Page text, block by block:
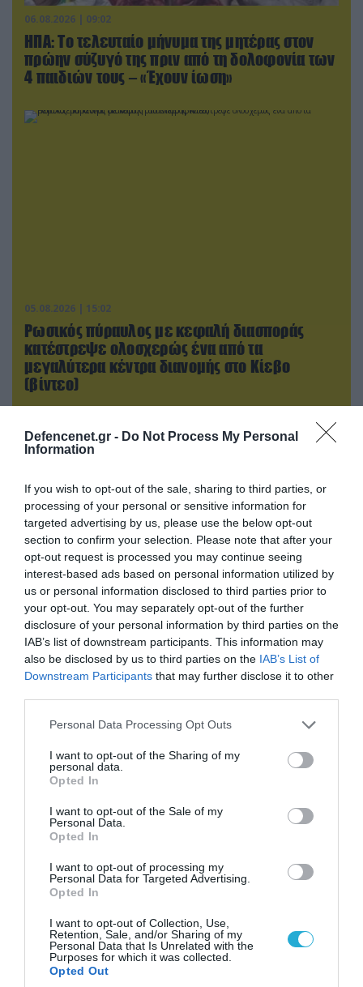
Defencenet.gr - Do Not Process My Personal
Information
If you wish to opt-out of the sale, sharing to third parties, or
processing of your personal or sensitive information for
targeted advertising by us, please use the below opt-out
section to confirm your selection. Please note that after your
opt-out request is processed you may continue seeing
interest-based ads based on personal information utilized by
us or personal information disclosed to third parties prior to
your opt-out. You may separately opt-out of the further
disclosure of your personal information by third parties on the
IAB’s list of downstream participants. This information may
also be disclosed by us to third parties on the IAB’s List of
Downstream Participants that may further disclose it to other
Please note that this website/app uses one or more Google
not limited to your visit or usage behaviour. You may click to
grant or deny consent to Google and its third-party tags to
use your data for below specified purposes in below Google
consent section.
Personal Data Processing Opt Outs
I want to opt-out of the Sharing of my
personal data.
Opted In
I want to opt-out of the Sale of my
Personal Data.
Opted In
I want to opt-out of processing my
Personal Data for Targeted Advertising.
Opted In
I want to opt-out of Collection, Use,
Retention, Sale, and/or Sharing of my
Personal Data that Is Unrelated with the
Purposes for which it was collected.
Opted Out
06.08.2026 | 09:02
ΗΠΑ: Το τελευταίο μήνυμα της μητέρας στον
πρώην σύζυγό της πριν από τη δολοφονία των
4 παιδιών τους – «Έχουν ίωση»
05.08.2026 | 15:02
Ρωσικός πύραυλος με κεφαλή διασποράς
κατέστρεψε ολοσχερώς ένα από τα
μεγαλύτερα κέντρα διανομής στο Κίεβο
(βίντεο)
05.08.2026 | 22:02
Αδειάζουν το Κραματόρσκ οι Ουκρανοί:
Έκτακτη εκκένωση στην πόλη μετά την
αιφνιδιαστική προώθηση των Ρώσων (βίντεο)
06.08.2026 | 14:02
«Επιχείρηση ελεύθερα πεζοδρόμια» στην